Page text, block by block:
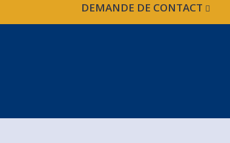
DEMANDE DE CONTACT